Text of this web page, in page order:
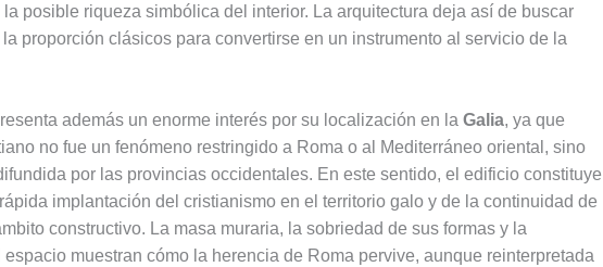
posible riqueza simbólica del interior. La arquitectura deja así de buscar
proporción clásicos para convertirse en un instrumento al servicio de la
además un enorme interés por su localización en la Galia, ya que
no fue un fenómeno restringido a Roma o al Mediterráneo oriental, sino
por las provincias occidentales. En este sentido, el edificio constituye
implantación del cristianismo en el territorio galo y de la continuidad de
constructivo. La masa muraria, la sobriedad de sus formas y la
muestran cómo la herencia de Roma pervive, aunque reinterpretada